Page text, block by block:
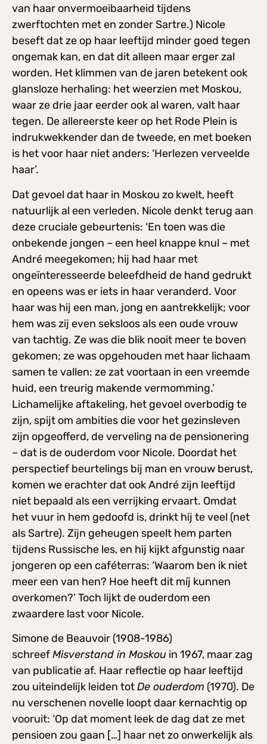
van haar onvermoeibaarheid tijdens
zwerftochten met en zonder Sartre.) Nicole
beseft dat ze op haar leeftijd minder goed tegen
ongemak kan, en dat dit alleen maar erger zal
worden. Het klimmen van de jaren betekent ook
glansloze herhaling: het weerzien met Moskou,
waar ze drie jaar eerder ook al waren, valt haar
tegen. De allereerste keer op het Rode Plein is
indrukwekkender dan de tweede, en met boeken
is het voor haar niet anders: ‘Herlezen verveelde
haar’.
Dat gevoel dat haar in Moskou zo kwelt, heeft
natuurlijk al een verleden. Nicole denkt terug aan
deze cruciale gebeurtenis: ‘En toen was die
onbekende jongen – een heel knappe knul – met
André meegekomen; hij had haar met
ongeïnteresseerde beleefdheid de hand gedrukt
en opeens was er iets in haar veranderd. Voor
haar was hij een man, jong en aantrekkelijk; voor
hem was zij even seksloos als een oude vrouw
van tachtig. Ze was die blik nooit meer te boven
gekomen; ze was opgehouden met haar lichaam
samen te vallen: ze zat voortaan in een vreemde
huid, een treurig makende vermomming.’
Lichamelijke aftakeling, het gevoel overbodig te
zijn, spijt om ambities die voor het gezinsleven
zijn opgeofferd, de verveling na de pensionering
– dat is de ouderdom voor Nicole. Doordat het
perspectief beurtelings bij man en vrouw berust,
komen we erachter dat ook André zijn leeftijd
niet bepaald als een verrijking ervaart. Omdat
het vuur in hem gedoofd is, drinkt hij te veel (net
als Sartre). Zijn geheugen speelt hem parten
tijdens Russische les, en hij kijkt afgunstig naar
jongeren op een caféterras: ‘Waarom ben ik niet
meer een van hen? Hoe heeft dit míj kunnen
overkomen?’ Toch lijkt de ouderdom een
zwaardere last voor Nicole.
Simone de Beauvoir (1908-1986)
schreefMisverstand in Moskou in 1967, maar zag
van publicatie af. Haar reflectie op haar leeftijd
zou uiteindelijk leiden totDe ouderdom (1970). De
nu verschenen novelle loopt daar kernachtig op
vooruit: ‘Op dat moment leek de dag dat ze met
pensioen zou gaan […] haar net zo onwerkelijk als